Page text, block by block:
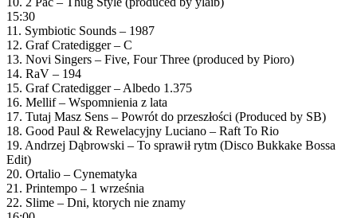
15:30
11. Symbiotic Sounds – 1987
12. Graf Cratedigger – C
13. Novi Singers – Five, Four Three (produced by Pioro)
14. RaV – 194
15. Graf Cratedigger – Albedo 1.375
16. Mellif – Wspomnienia z lata
17. Tutaj Masz Sens – Powrót do przeszłości (Produced by SB)
18. Good Paul & Rewelacyjny Luciano – Raft To Rio
19. Andrzej Dąbrowski – To sprawił rytm (Disco Bukkake Bossa
Edit)
20. Ortalio – Cynematyka
21. Printempo – 1 września
22. Slime – Dni, ktorych nie znamy